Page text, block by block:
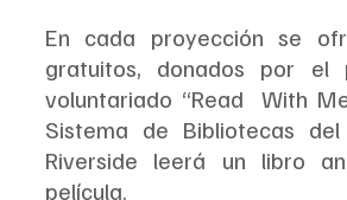
En cada proyección se
gratuitos, donados por el
voluntariado “Read  With
Sistema de Bibliotecas
Riverside leerá un libro
película.